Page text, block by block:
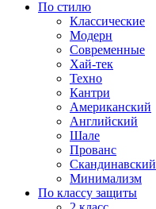
По стилю
Классические
Модерн
Современные
Хай-тек
Техно
Кантри
Американский
Английский
Шале
Прованс
Скандинавский
Минимализм
По классу защиты